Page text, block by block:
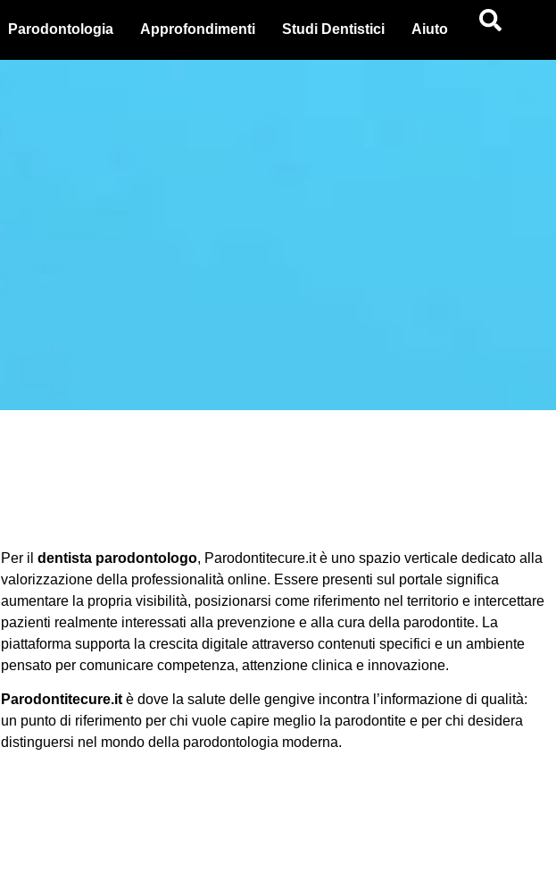
Parodontologia Approfondimenti Studi Dentistici Aiuto
Per ildentista parodontologo, Parodontitecure.it è uno spazio verticale dedicato alla
valorizzazione della professionalità online. Essere presenti sul portale significa
aumentare la propria visibilità, posizionarsi come riferimento nel territorio e intercettare
pazienti realmente interessati alla prevenzione e alla cura della parodontite. La
piattaforma supporta la crescita digitale attraverso contenuti specifici e un ambiente
pensato per comunicare competenza, attenzione clinica e innovazione.
Parodontitecure.itè dove la salute delle gengive incontra l’informazione di qualità:
un punto di riferimento per chi vuole capire meglio la parodontite e per chi desidera
distinguersi nel mondo della parodontologia moderna.